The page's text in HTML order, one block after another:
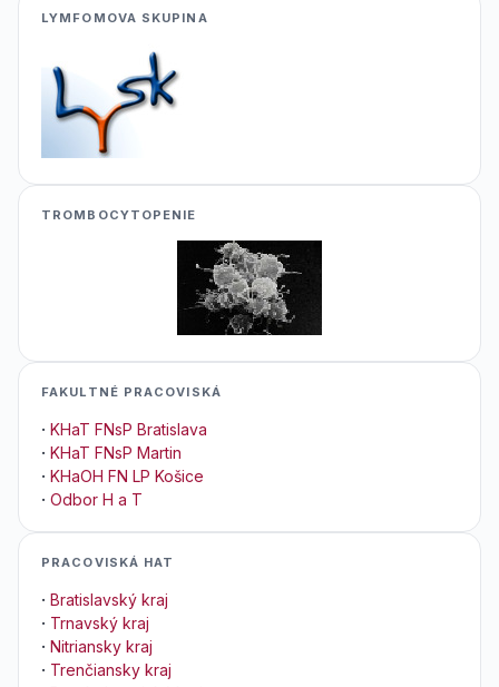
LYMFOMOVA SKUPINA
TROMBOCYTOPENIE
FAKULTNÉ PRACOVISKÁ
· KHaT FNsP Bratislava
· KHaT FNsP Martin
· KHaOH FN LP Košice
· Odbor H a T
PRACOVISKÁ HAT
· Bratislavský kraj
· Trnavský kraj
· Nitriansky kraj
· Trenčiansky kraj